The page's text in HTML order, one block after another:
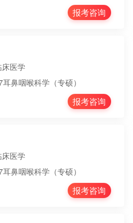
报考咨询
医学
鼻咽喉科学（专硕）
报考咨询
医学
鼻咽喉科学（专硕）
报考咨询